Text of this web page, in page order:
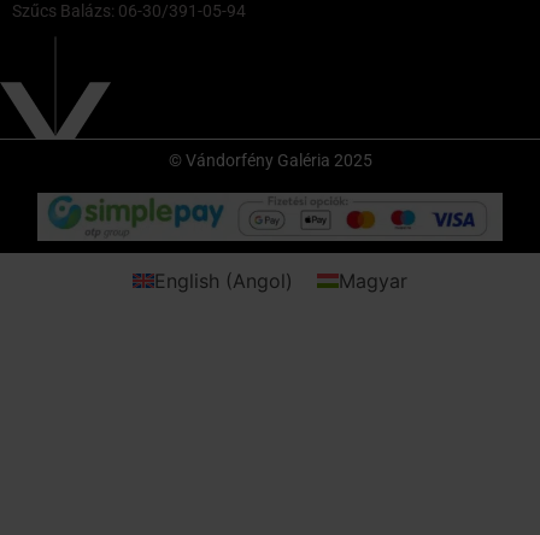
Szűcs Balázs: 06-30/391-05-94
© Vándorfény Galéria 2025
English (Angol) Magyar